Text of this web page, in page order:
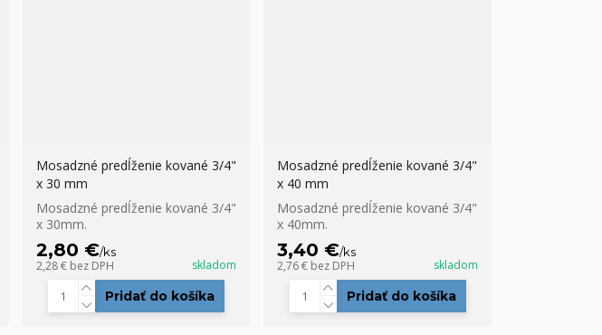
Mosadzné predĺženie kované 3/4"
x 30 mm
Mosadzné predĺženie kované 3/4"
x 30mm.
2,80 €/ks
2,28 € bez DPH skladom
Pridať do košíka
Mosadzné predĺženie kované 3/4"
x 40 mm
Mosadzné predĺženie kované 3/4"
x 40mm.
3,40 €/ks
2,76 € bez DPH skladom
Pridať do košíka